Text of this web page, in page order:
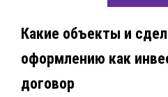
Какие объекты и
оформлению как
договор